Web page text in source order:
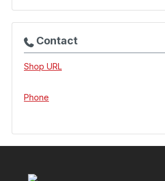
Contact
Shop URL
Phone